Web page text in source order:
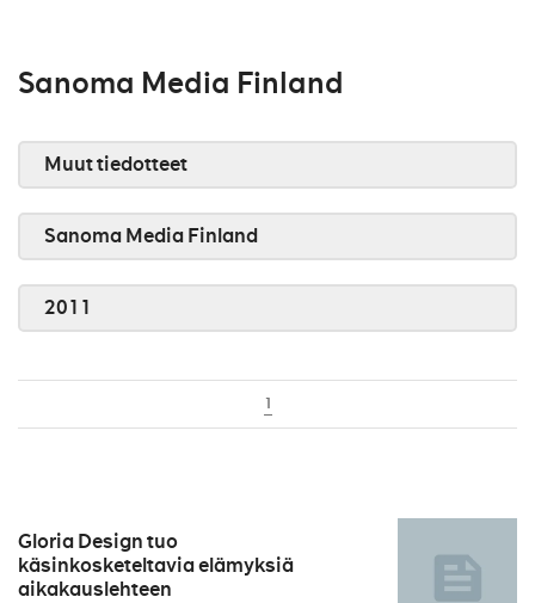
Sanoma Media Finland
Muut tiedotteet
Sanoma Media Finland
2011
1
Gloria Design tuo
käsinkosketeltavia elämyksiä
aikakauslehteen